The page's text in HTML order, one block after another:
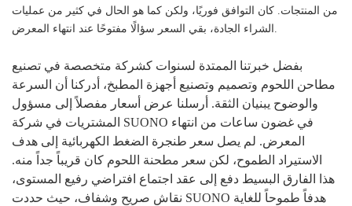
من المنتجات. كان التوافق فوريًا، ولكن كما هو الحال في كثير من عمليات
الشراء الجادة، بقي السعر سؤالًا مفتوحًا عند انتهاء المعرض.
بفضل خبرتنا الممتدة لسنوات كشركة متخصصة في تصنيع
مطاحن اللحوم وتصميم وتصنيع أجهزة المطبخ، أدركنا أن السرعة
والوضوح يبنيان الثقة. أرسلنا عرض أسعار مفصلاً إلى مسؤول
المشتريات في شركة SUONO في غضون ساعات من انتهاء
المعرض. لم يصل سعر طنجرة الضغط الكهربائية إلى هدف
الاستيراد الطموح، لكن سعر مطحنة اللحوم كان قريباً جداً منه.
هذا الفارق البسيط دفع إلى عقد اجتماع افتراضي رفيع المستوى،
نقاش صريح وشفاف، حيث حددت SUONO هدفاً طموحاً للغاية